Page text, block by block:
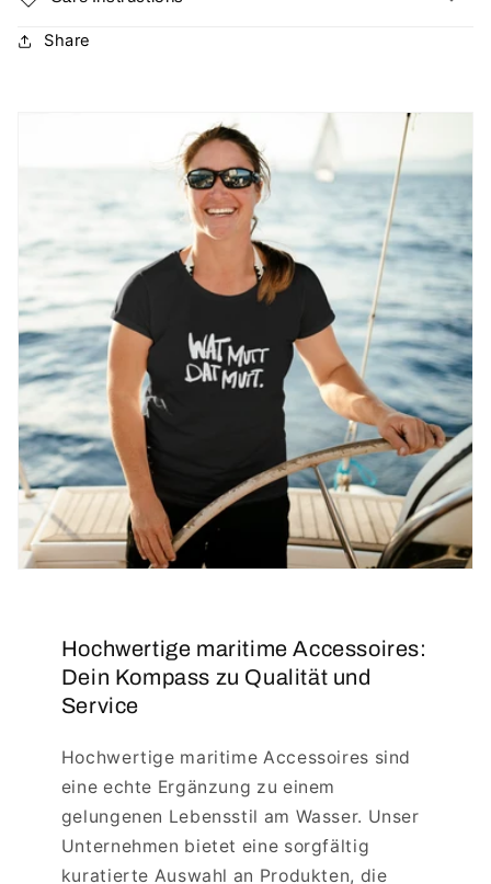
Share
Hochwertige maritime Accessoires:
Dein Kompass zu Qualität und
Service
Hochwertige maritime Accessoires sind
eine echte Ergänzung zu einem
gelungenen Lebensstil am Wasser. Unser
Unternehmen bietet eine sorgfältig
kuratierte Auswahl an Produkten, die